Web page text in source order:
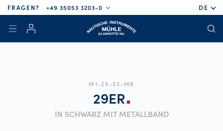
FRAGEN? +49 35053 3203-0 DE
M1-25-23-MB
29ER
IN SCHWARZ MIT METALLBAND